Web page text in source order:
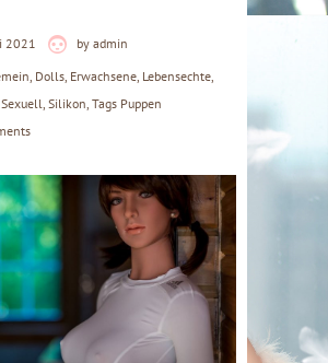
2021 by admin
, Dolls, Erwachsene, Lebensechte,
Sexuell, Silikon, Tags Puppen